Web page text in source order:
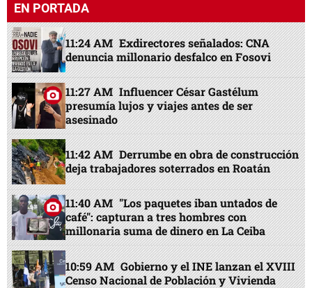
EN PORTADA
11:24 AM Exdirectores señalados: CNA
denuncia millonario desfalco en Fosovi
11:27 AM Influencer César Gastélum
presumía lujos y viajes antes de ser
asesinado
11:42 AM Derrumbe en obra de construcción
deja trabajadores soterrados en Roatán
11:40 AM "Los paquetes iban untados de
café": capturan a tres hombres con
millonaria suma de dinero en La Ceiba
10:59 AM Gobierno y el INE lanzan el XVIII
Censo Nacional de Población y Vivienda